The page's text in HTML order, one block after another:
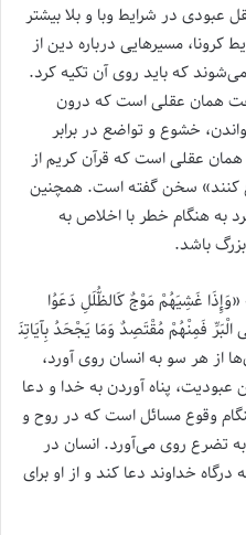
عبودی در شرایط وبا و بلا بیشتر
کرونا، مسیرهایی درباره دین از
که باید روی آن تکیه کرد.
همان عقلی است که درون
خشوع و تواضع در برابر
عقلی است که قرآن کریم از
کنند» سخن گفته است. همچنین
هنگام خطر با اخلاص به
باشد.
غَشِیَهُمْ مَوْجٌ کَالظُّلَلِ دَعَوُا
فَمِنْهُمْ مُقْتَصِدٌ وَمَا یَجْحَدُ بِآیَاتِنَ
از هر سو به انسان روی آورد،
عبودیت، پناه آوردن به خدا و دعا
وقوع مسائل است که در روح و
تضرع روی می‌آورد. انسان در
خداوند دعا کند و از او برای